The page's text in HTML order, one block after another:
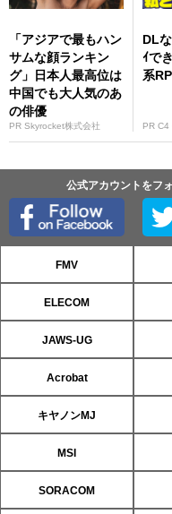
「アジアで最もハン
サムな顔ランキン
グ」日本人最高位は
中国でも大人気のあ
の俳優
PR Skyrocket株式会社
DL
ｲで
系
PR
公式アカウントをフ
FMV
ELECOM
JAWS-UG
Acrobat
キヤノンMJ
MSI
SORACOM